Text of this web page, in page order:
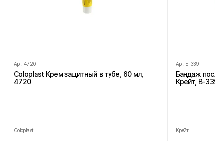
Арт. 4720
Coloplast Крем защитный в тубе, 60 мл,
4720
Coloplast
Арт. Б-339
Бандаж
Крейт, В-
Крейт